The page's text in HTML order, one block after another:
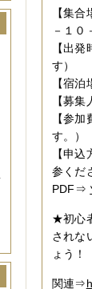
【集
－１
【出
す）
【宿
【募
【参
す。）
【申
参くだ
PDF⇒
★初心
されな
ょう！
関連⇒